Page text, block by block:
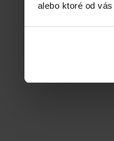
alebo ktoré od